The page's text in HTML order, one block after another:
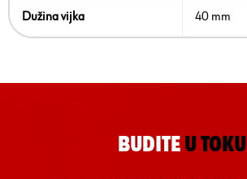
Dužina vijka 40 mm
BUDITE U TOKU